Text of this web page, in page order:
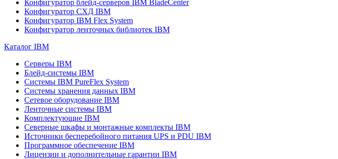
Конфигуратор блейд-серверов IBM BladeCenter
Конфигуратор СХД IBM
Конфигуратор IBM Flex System
Конфигуратор ленточных библиотек IBM
Каталог IBM
Серверы IBM
Блейд-системы IBM
Системы IBM PureFlex System
Системы хранения данных IBM
Сетевое оборудование IBM
Ленточные системы IBM
Комплектующие IBM
Северные шкафы и монтажные комплекты IBM
Источники бесперебойного питания UPS и PDU IBM
Программное обеспечение IBM
Лицензии и дополнительные гарантии IBM